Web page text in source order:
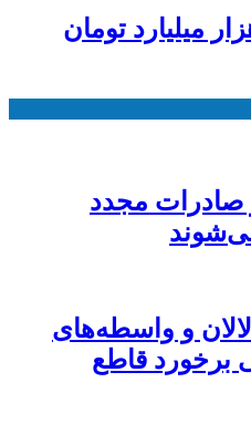
بینی وصول ۴۵۰هزار میلیارد تومان
صادرات مجدد
و واسطه‌های
قاطع